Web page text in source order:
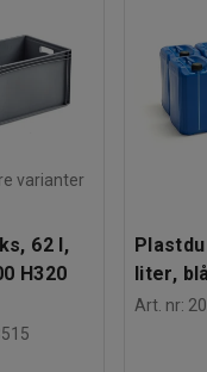
truckens
varianter
62 l,
H320
liter,
Art. nr: